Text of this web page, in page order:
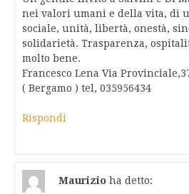
nei valori umani e della vita, di
sociale, unità, libertà, onestà,
solidarietà. Trasparenza,
molto bene.
Francesco Lena Via
( Bergamo ) tel, 035956434
Rispondi
Maurizio ha detto: